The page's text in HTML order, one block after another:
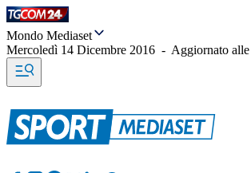
Mondo Mediaset
Mercoledì 14 Dicembre 2016 - Aggiornato alle